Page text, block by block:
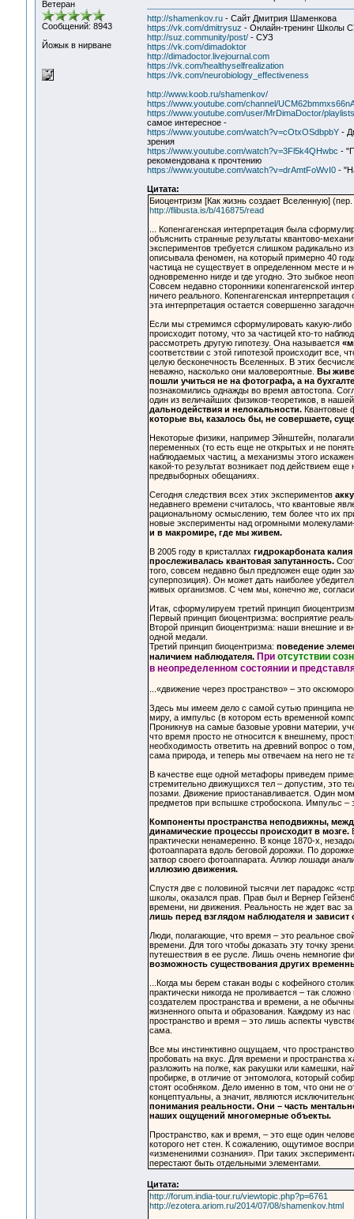
Ветеран
Сообщений: 8943
Йожык в нирване
http://shamenkov.ru- Сайт Дмитрия Шаменкова
https://vk.com/dmitrysuz - Онлайн-тренинг Школы
http://suz.community/post/- СУЗ
https://vk.com/dimadoktor
http://dimadoctor.livejournal.com
https://vk.com/healthyselfrealization
https://vk.com/neurobiology_effectiveness
http://www.koob.ru/shamenkov/
https://www.youtube.com/channel/
https://www.youtube.com/user/MrDimaDoctor/playlists
самое интересное -
https://www.youtube.com/watch?v=cOtxOSdbpbY-
зрения
https://www.youtube.com/watch?v=3Fl5k4QHwbc -
рекомендована к прочтению
https://www.youtube.com/watch?v=drAmtFoWvI0-
Цитата:
Биоцентризм [Как жизнь создает Вселенную]
http://flibusta.is/b/416875/read
... Копенгагенская интерпретация была
объяснить странные результаты квантово-
экспериментов требуется слишком радикально
описывала феномен, на который примерно 40
частица не существует в определенном месте и
одновременно нигде и где угодно. Это зыбкое
Совсем недавно сторонники копенгагенской
ничего реального. Копенгагенская
эта интерпретация остается совершенно
Если мы стремимся сформулировать какую-либо
происходит потому, что за частицей кто-то
рассмотреть другую гипотезу. Она называется
соответствии с этой гипотезой происходит все,
целую бесконечность Вселенных. В этих
неважно, насколько они маловероятные.
Вы
пошли учиться не на фотографа, а на
познакомились однажды во время автостопа.
один из величайших физиков-теоретиков, в
дальнодействия и нелокальности.Квантовые
которые вы, казалось бы, не совершаете,
Некоторые физики, например Эйнштейн,
переменных (то есть еще не открытых и не
наблюдаемых частиц, а механизмы этого
какой-то результат возникает под действием
предвыборных обещаниях.
Сегодня следствия всех этих экспериментов
недавнего времени считалось, что квантовые
рациональному осмыслению, тем более что их
новые эксперименты над огромными
и в макромире, где мы живем.
В 2005 году в кристаллах гидрокарбоната
прослеживалась квантовая запутанность.
того, совсем недавно был предложен еще один
суперпозиция). Он может дать наиболее
живых организмов. С чем мы, конечно же,
Итак, сформулируем третий принцип
Первый принцип биоцентризма: восприятие
Второй принцип биоцентризма: наши внешние и
одной медали.
Третий принцип биоцентризма: поведение
наличием наблюдателя. При отсутствии
в неопределенном состоянии и
...«движение через пространство» – это
Здесь мы имеем дело с самой сутью принципа
миру, а импульс (в котором есть временной
Проникнув на самые базовые уровни материи,
что время просто не относится к внешнему,
необходимость ответить на древний вопрос о
сама природа, и теперь мы отвечаем на него не
В качестве еще одной метафоры приведем
стремительно движущихся тел – допустим, это
позами. Движение приостанавливается. Один
предметов при вспышке стробоскопа. Импульс –
Компоненты пространства неподвижны,
динамические процессы происходит в мозге.
практически ненамеренно. В конце 1870-х,
фотоаппарата вдоль беговой дорожки. По
затвор своего фотоаппарата. Аллюр лошади
иллюзию движения.
Спустя две с половиной тысячи лет парадокс
школы, оказался прав. Прав был и Вернер
времени, ни движения. Реальность не ждет вас
лишь перед взглядом наблюдателя и зависит
Люди, полагающие, что время – это реальное
времени. Для того чтобы доказать эту точку
путешествия в ее русле. Лишь очень немногие
возможность существования других
...Когда мы берем стакан воды с кофейного
практически никогда не проливается – так
создателем пространства и времени, а не
жизненного опыта и образования. Каждому из
пространство и время – это лишь аспекты
сама.
Все мы инстинктивно ощущаем, что
пробовать на вкус. Для времени и пространства
разложить на полке, как ракушки или камешки,
пробирке, в отличие от энтомолога, который
стоят особняком. Дело именно в том, что они не
концептуальны, а значит, являются
понимания реальности. Они – часть
наших ощущений многомерные объекты.
Пространство, как и время, – это еще один
которого нет стен. К сожалению, ощутимое
«изменениями сознания». При таких
перестают быть отдельными элементами.
Цитата:
http://forum.india-tour.ru/viewtopic.php?p=6761
http://ezotera.ariom.ru/2014/07/08/shamenkov.html